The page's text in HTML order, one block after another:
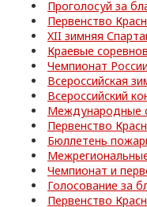
Проголосуй за
Первенство
XII зимняя
Краевые
Чемпионат
Всероссийская
Всероссийский
Международные
Первенство
Бюллетень
Чемпионат и
Голосование за
Первенство